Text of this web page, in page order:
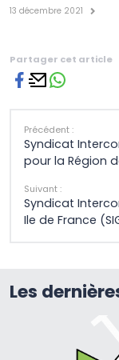
13 décembre 2021
Partager cet article
Précédent :
Syndicat
pour la Région
Suivant :
Syndicat
Ile de France
Les